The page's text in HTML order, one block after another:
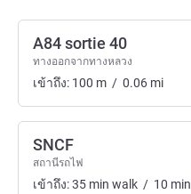
A84 sortie 40
ทางออกจากทางหลวง
เข้าถึง: 100 m / 0.06 mi
SNCF
สถานีรถไฟ
เข้าถึง:35 min walk / 10 min